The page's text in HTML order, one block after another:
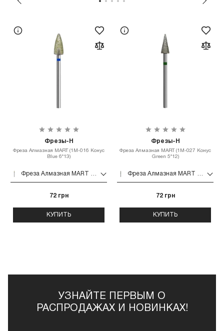
Фрезы-Н
Фреза Алмазная MART (1М-016 Конус
Blue 6*13)
Фреза Алмазная MART (1М-016 Конус Blue 6*13)
72 грн
КУПИТЬ
Фрезы-Н
Фреза Алмазная MART (1М-027 Конус
Green 5*12)
Фреза Алмазная MART (1М-027 Конус Green 5*12)
72 грн
КУПИТЬ
УЗНАЙТЕ ПЕРВЫМ О
РАСПРОДАЖАХ И НОВИНКАХ!